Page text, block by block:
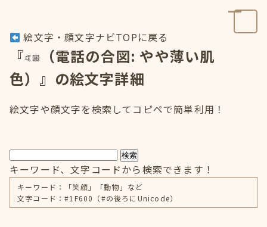
絵文字・顔文字ナビTOPに戻る
『
（電話の合図: やや薄い肌
色）』の絵文字詳細
絵文字や顔文字を検索してコピペで簡単利用！
検索
キーワード、文字コードから検索できます！
キーワード：「笑顔」「動物」など
文字コード：#1F600（#の後ろにUnicode）